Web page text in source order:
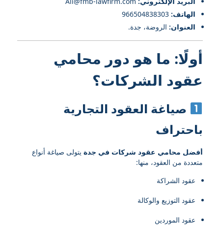
الهاتف: 966504838303
العنوان: الروضة، جدة.
أولًا: ما هو دور محامي
عقود الشركات؟
صياغة العقود التجارية
باحتراف
أفضل محامي عقود شركات في جدة يتولى صياغة أنواع
متعددة من العقود، منها:
عقود الشراكة
عقود التوزيع والوكالة
عقود الموردين